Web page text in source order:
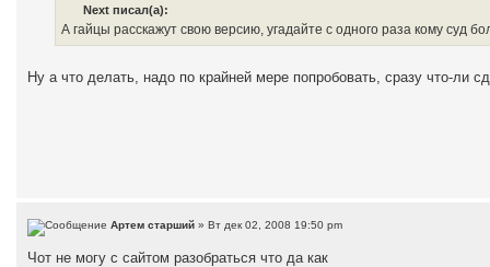
Next писал(а):
А гайцы расскажут свою версию, угадайте с одного раза кому суд
Ну а что делать, надо по крайней мере попробовать, сразу что-ли
Артем старший » Вт дек 02, 2008 19:50 pm
Чот не могу с сайтом разобраться что да как